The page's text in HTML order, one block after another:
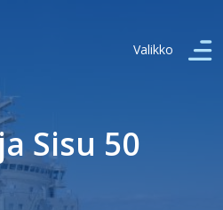
Valikko
Sisu 50